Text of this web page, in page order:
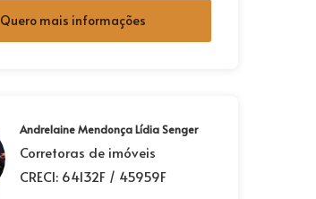
Quero mais informações
Andrelaine Mendonça Lídia Senger
Corretoras de imóveis
CRECI: 64132F / 45959F